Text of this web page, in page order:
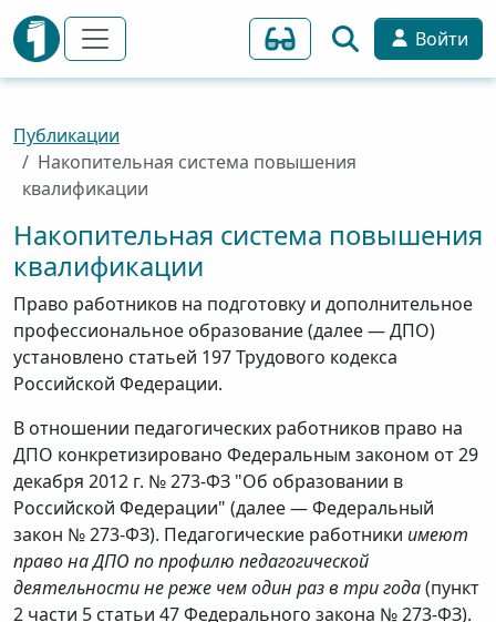
Войти
Публикации
Накопительная система повышения
квалификации
Накопительная система повышения
квалификации
Право работников на подготовку и дополнительное
профессиональное образование (далее — ДПО)
установлено статьей 197 Трудового кодекса
Российской Федерации.
В отношении педагогических работников право на
ДПО конкретизировано Федеральным законом от 29
декабря 2012 г. № 273-ФЗ "Об образовании в
Российской Федерации" (далее — Федеральный
закон № 273-ФЗ). Педагогические работники имеют
право на ДПО по профилю педагогической
деятельности не реже чем один раз в три года(пункт
2 части 5 статьи 47 Федерального закона № 273-ФЗ).